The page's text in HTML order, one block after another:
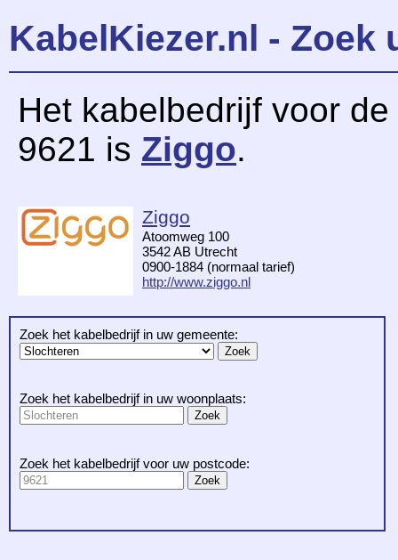
KabelKiezer.nl - Zoek
Het kabelbedrijf voor
9621 is Ziggo.
Ziggo
Atoomweg 100
3542 AB Utrecht
0900-1884 (normaal tarief)
http://www.ziggo.nl
Zoek het kabelbedrijf in uw gemeente:
Zoek het kabelbedrijf in uw woonplaats:
Zoek het kabelbedrijf voor uw postcode: